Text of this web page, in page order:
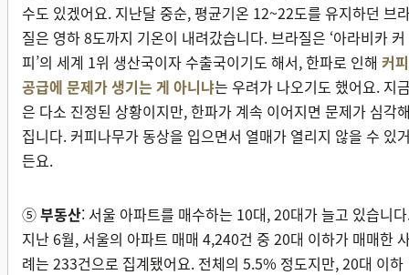
수도 있겠어요. 지난달 중순, 평균기온 12~22도를 유지하던 브
질은 영하 8도까지 기온이 내려갔습니다. 브라질은 ‘아라비카 커
피’의 세계 1위 생산국이자 수출국이기도 해서, 한파로 인해 커피
공급에 문제가 생기는 게 아니냐는 우려가 나오기도 했어요. 지
은 다소 진정된 상황이지만, 한파가 계속 이어지면 문제가 심각
집니다. 커피나무가 동상을 입으면서 열매가 열리지 않을 수 있
든요.
⑤부동산: 서울 아파트를 매수하는 10대, 20대가 늘고 있습니
지난 6월, 서울의 아파트 매매 4,240건 중 20대 이하가 매매한
례는 233건으로 집계됐어요. 전체의 5.5% 정도지만, 20대 이하